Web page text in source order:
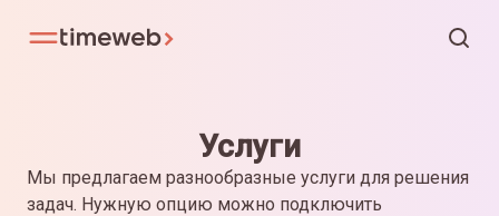
Услуги
Мы предлагаем разнообразные услуги для решения
задач. Нужную опцию можно подключить